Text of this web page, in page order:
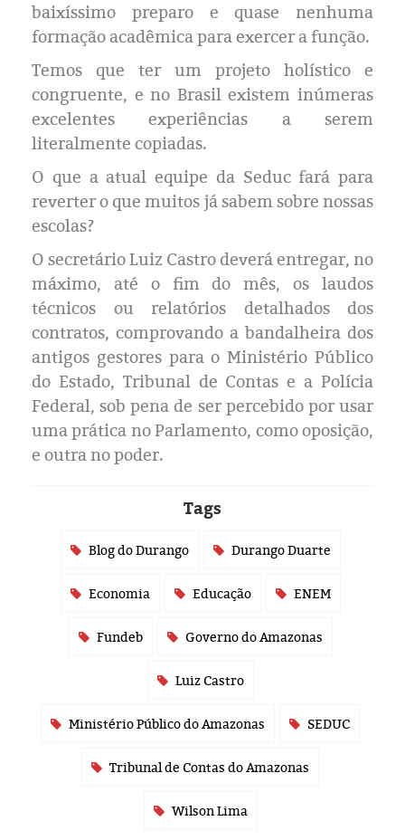
baixíssimo preparo e quase nenhuma
formação acadêmica para exercer a função.
Temos que ter um projeto holístico e
congruente, e no Brasil existem inúmeras
excelentes experiências a serem
literalmente copiadas.
O que a atual equipe da Seduc fará para
reverter o que muitos já sabem sobre nossas
escolas?
O secretário Luiz Castro deverá entregar, no
máximo, até o fim do mês, os laudos
técnicos ou relatórios detalhados dos
contratos, comprovando a bandalheira dos
antigos gestores para o Ministério Público
do Estado, Tribunal de Contas e a Polícia
Federal, sob pena de ser percebido por usar
uma prática no Parlamento, como oposição,
e outra no poder.
Tags
Blog do Durango Durango Duarte
Economia Educação ENEM
Fundeb Governo do Amazonas
Luiz Castro
Ministério Público do Amazonas SEDUC
Tribunal de Contas do Amazonas
Wilson Lima